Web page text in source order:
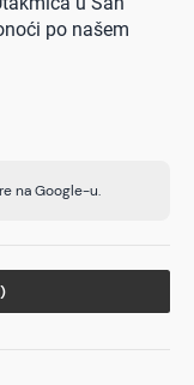
po našem
na Google-u.